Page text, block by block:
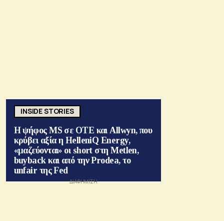
INSIDE STORIES
Η ψήφος MS σε ΟΤΕ και Allwyn, που
κρύβει αξία η HelleniQ Energy,
«μαζεύονται» οι short στη Metlen,
buyback και από την Prodea, το
unfair της Fed